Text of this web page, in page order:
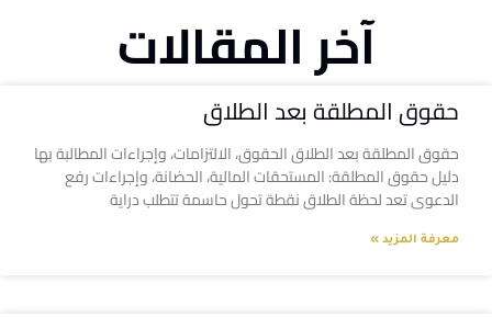
آخر المقالات
حقوق المطلقة بعد الطلاق
حقوق المطلقة بعد الطلاق الحقوق، الالتزامات، وإجراءات المطالبة بها
دليل حقوق المطلقة: المستحقات المالية، الحضانة، وإجراءات رفع
الدعوى تعد لحظة الطلاق نقطة تحول حاسمة تتطلب دراية
معرفة المزيد »